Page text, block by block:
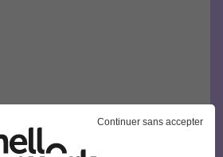
Continuer sans accepter